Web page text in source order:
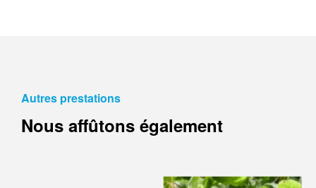
Autres prestations
Nous affûtons également